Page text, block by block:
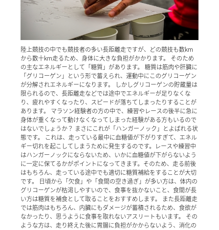
陸上競技の中でも競技者の多い長距離走ですが、どの競技も数km
から数十km走るため、身体に大きな負担がかかります。 そのため
の主なエネルギーとして「糖質」があります。 糖質は筋肉や肝臓に
「グリコーゲン」という形で蓄えられ、運動中にこのグリコーゲン
が分解されエネルギーになります。 しかしグリコーゲンの貯蔵量は
限られるので、長距離走などでは途中でエネルギーが足りなくな
り、疲れやすくなったり、スピードが落ちてしまったりすることが
あります。 マラソン経験者の方の中で、練習やレースの後半に急に
身体が重くなって動けなくなってしまった経験がある方もいるので
はないでしょうか？ まさにこれが「ハンガーノック」とよばれる状
態です。 これは、走っている最中に血糖値が下がりすぎて、エネル
ギー切れを起こしてしまうために発生するのです。レースや練習中
はハンガーノックにならないため、いかに血糖値が下がらないよう
に一定に保てるかがポイントになってきます。そのため、走る前後
はもちろん、走っている途中でも適切に糖質補給をすることが大切
です。 日頃から「欠食」や「食間の空き過ぎ」が多い方は、体内の
グリコーゲンが枯渇しやすいので、食事を抜かないこと、食間が長
い方は糖質を補食として取ることをおすすめします。 また長距離走
では筋肉はもちろん、内臓にもダメージが蓄積されるため、食欲が
なかったり、思うように食事を取れないアスリートもいます。 その
ような方は、走り終えた後に胃腸に負担がかからないよう、消化の